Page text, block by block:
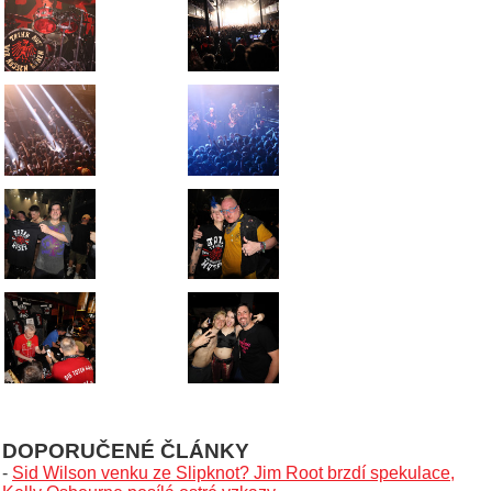
DOPORUČENÉ ČLÁNKY
- Sid Wilson venku ze Slipknot? Jim Root brzdí spekulace,